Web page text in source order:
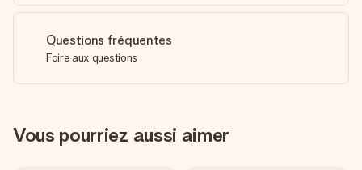
Questions fréquentes
Foire aux questions
Vous pourriez aussi aimer